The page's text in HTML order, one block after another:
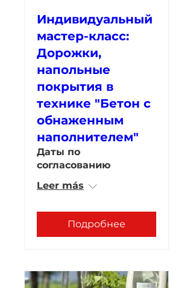
Индивидуальный
мастер-класс:
Дорожки,
напольные
покрытия в
технике "Бетон с
обнаженным
наполнителем"
Даты по
согласованию
Leer más
Подробнее